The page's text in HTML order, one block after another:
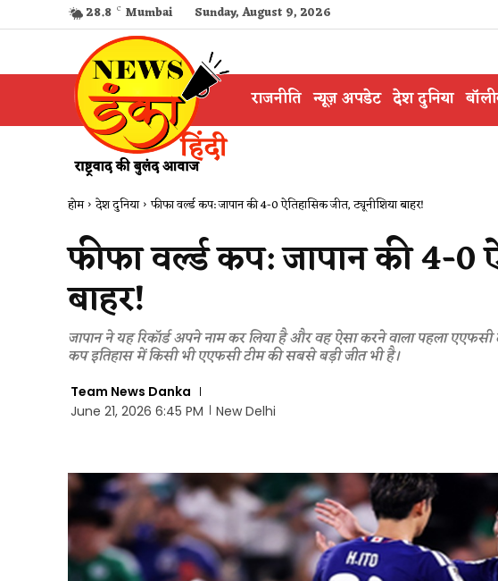
28.8 C Mumbai Sunday, August 9, 2026
राजनीति न्यूज़ अपडेट देश दुनिया
होम देश दुनिया फीफा वर्ल्ड कप: जापान की 4-0 ऐतिहासिक जीत, ट्यूनीशिया बाहर!
फीफा वर्ल्ड कप: जापान की 4-0
बाहर!
जापान ने यह रिकॉर्ड अपने नाम कर लिया है और वह ऐसा करने वाला पहला एएफसी
कप इतिहास में किसी भी एएफसी टीम की सबसे बड़ी जीत भी है।
Team News Danka
June 21, 2026 6:45 PM
New Delhi